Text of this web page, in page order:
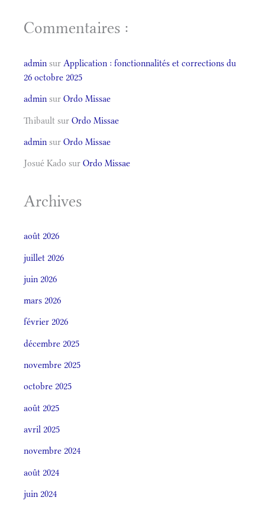
Commentaires :
admin sur Application : fonctionnalités et corrections du
26 octobre 2025
admin sur Ordo Missae
Thibault sur Ordo Missae
admin sur Ordo Missae
Josué Kado sur Ordo Missae
Archives
août 2026
juillet 2026
juin 2026
mars 2026
février 2026
décembre 2025
novembre 2025
octobre 2025
août 2025
avril 2025
novembre 2024
août 2024
juin 2024